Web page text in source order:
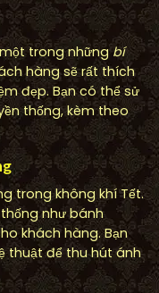
trong nhữngbí
hàng sẽ rất thích
đẹp. Bạn có thể sử
thống, kèm theo
trong không khí Tết.
như bánh
khách hàng. Bạn
thuật để thu hút ánh